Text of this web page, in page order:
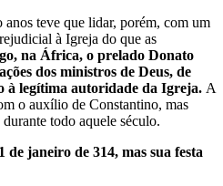
teve que lidar, porém, com um
à Igreja do que as
na África, o prelado Donato
dos ministros de Deus, de
à legítima autoridade da Igreja. A
o auxílio de Constantino, mas
todo aquele século.
de janeiro de 314, mas sua festa